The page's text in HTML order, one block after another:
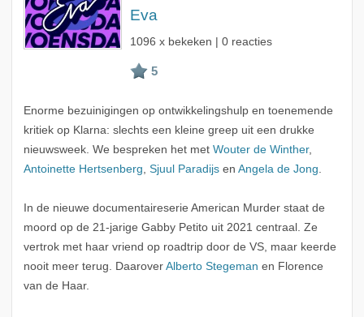
Eva
1096 x bekeken | 0 reacties
Enorme bezuinigingen op ontwikkelingshulp en toenemende
kritiek op Klarna: slechts een kleine greep uit een drukke
nieuwsweek. We bespreken het met Wouter de Winther,
Antoinette Hertsenberg, Sjuul Paradijsen Angela de Jong.
In de nieuwe documentaireserie American Murder staat de
moord op de 21-jarige Gabby Petito uit 2021 centraal. Ze
vertrok met haar vriend op roadtrip door de VS, maar keerde
nooit meer terug. Daarover Alberto Stegeman en Florence
van de Haar.